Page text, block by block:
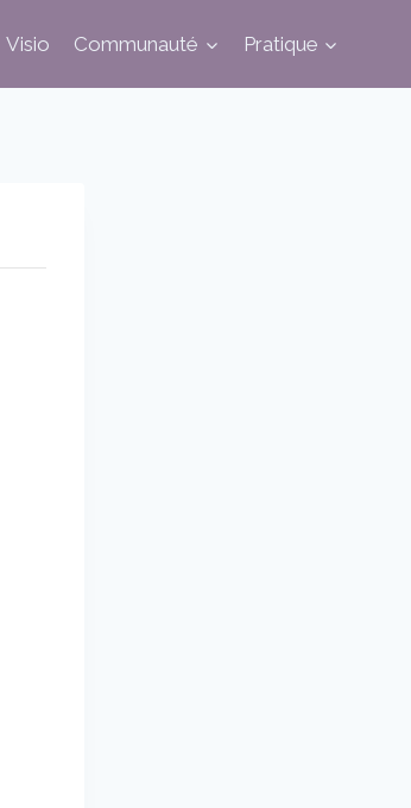
Visio Communauté Pratique